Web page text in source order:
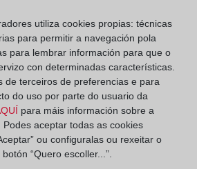
caso existe un acreedor con
posterioridad a la hipoteca
a favor de la TGSS), por lo
debe supeditar el acceso al
de la adjudicación y de la
a que se respeten los límites
lo que es obvio que no sucede
demandante no consigne
disposición de los acreedores
utiliza cookies propias: técnicas
para permitir a navegación pola
para lembrar información para que o
con determinadas características.
de terceiros de preferencias e para
do uso por parte do usuario da
para máis información sobre a
Podes aceptar todas as cookies
ou configuralas ou rexeitar o
“Quero escoller...”.